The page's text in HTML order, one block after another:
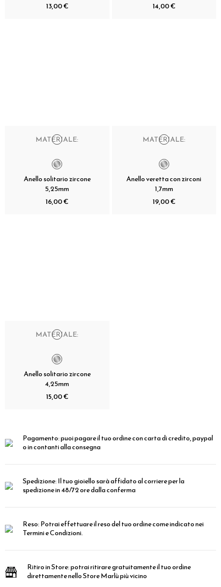
13,00 € 14,00 €
MATERIALE:
Anello solitario zircone
5,25mm
16,00 €
MATERIALE:
Anello veretta con zirconi
1,7mm
19,00 €
MATERIALE:
Anello solitario zircone
4,25mm
15,00 €
Pagamento:puoi pagare il tuo ordine con carta di credito, paypal
o in contanti alla consegna
Spedizione:Il tuo gioiello sarà affidato al corriere per la
spedizione in 48/72 ore dalla conferma
Reso:Potrai effettuare il reso del tuo ordine come indicato nei
Termini e Condizioni.
Ritiro in Store:potrai ritirare gratuitamente il tuo ordine
direttamente nello Store Marlù più vicino